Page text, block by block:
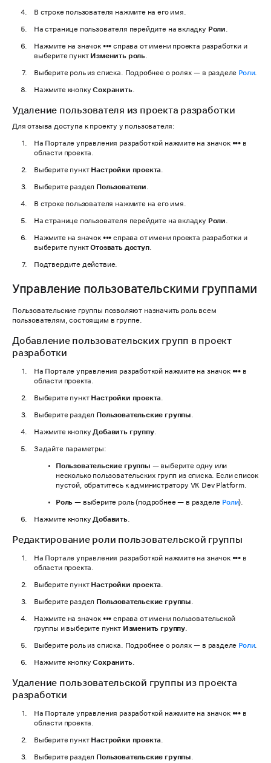
В строке пользователя нажмите на его имя.
На странице пользователя перейдите на вкладку Роли
Нажмите на значок ••• справа от имени проекта разработки и
выберите пункт Изменить роль.
Выберите роль из списка. Подробнее о ролях — в разделе Роли.
Нажмите кнопкуСохранить.
Удаление пользователя из проекта разработки
Для отзыва доступа к проекту у пользователя:
На Портале управления разработкой нажмите на значок ••• в
области проекта.
Выберите пункт Настройки проекта
Выберите раздел Пользователи
В строке пользователя нажмите на его имя.
На странице пользователя перейдите на вкладку Роли
Нажмите на значок ••• справа от имени проекта разработки и
выберите пунктОтозвать доступ.
Подтвердите действие.
Управление пользовательскими группами
Пользовательские группы позволяют назначить роль всем
пользователям, состоящим в группе.
Добавление пользовательских групп в проект
разработки
На Портале управления разработкой нажмите на значок ••• в
области проекта.
Выберите пункт Настройки проекта
Выберите раздел Пользовательские группы
Нажмите кнопку Добавить группу.
Задайте параметры:
Пользовательские группы — выберите одну или
несколько пользовательских групп из списка. Если список
пустой, обратитесь к администратору VK Dev Platform.
Роль — выберите роль (подробнее — в разделе Роли).
Нажмите кнопку Добавить.
Редактирование роли пользовательской группы
На Портале управления разработкой нажмите на значок ••• в
области проекта.
Выберите пункт Настройки проекта
Выберите раздел Пользовательские группы
Нажмите на значок ••• справа от имени пользовательской
группы и выберите пункт Изменить группу
Выберите роль из списка. Подробнее о ролях — в разделе Роли.
Нажмите кнопкуСохранить.
Удаление пользовательской группы из проекта
разработки
На Портале управления разработкой нажмите на значок ••• в
области проекта.
Выберите пункт Настройки проекта
Выберите раздел Пользовательские группы